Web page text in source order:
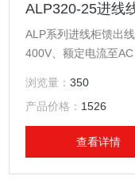
ALP320-25进线
ALP系列进线柜馈出
400V、额定电流至
远程自动控制、现场
录、跳闸报警记录及
浏览量：350
产品价格： 1526
查看详情